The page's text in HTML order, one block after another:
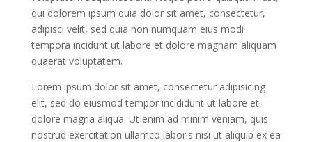
qui dolorem ipsum quia dolor sit amet, consectetur,
adipisci velit, sed quia non numquam eius modi
tempora incidunt ut labore et dolore magnam aliquam
quaerat voluptatem.
Lorem ipsum dolor sit amet, consectetur adipisicing
elit, sed do eiusmod tempor incididunt ut labore et
dolore magna aliqua. Ut enim ad minim veniam, quis
nostrud exercitation ullamco laboris nisi ut aliquip ex ea